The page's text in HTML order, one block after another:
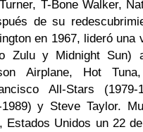
T-Bone Walker,
de su
en 1967, lideró una
Zulu y Midnight Sun)
Airplane, Hot
All-Stars (1979-
1989) y Steve Taylor.
Estados Unidos un 22